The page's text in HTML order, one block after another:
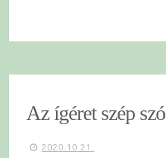
Az ígéret szép szó
2020.10.21.